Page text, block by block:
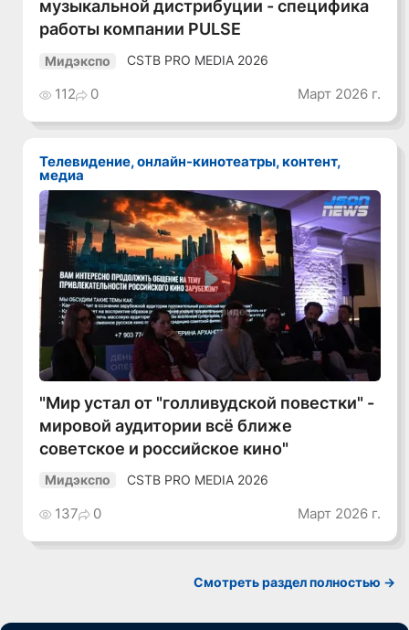
музыкальной дистрибуции - специфика
работы компании PULSE
Мидэкспо CSTB PRO MEDIA 2026
112 0 Март 2026 г.
Телевидение, онлайн-кинотеатры, контент,
медиа
Смотреть видео
"Мир устал от "голливудской повестки" -
мировой аудитории всё ближе
советское и российское кино"
Мидэкспо CSTB PRO MEDIA 2026
137 0 Март 2026 г.
Смотреть раздел полностью ->